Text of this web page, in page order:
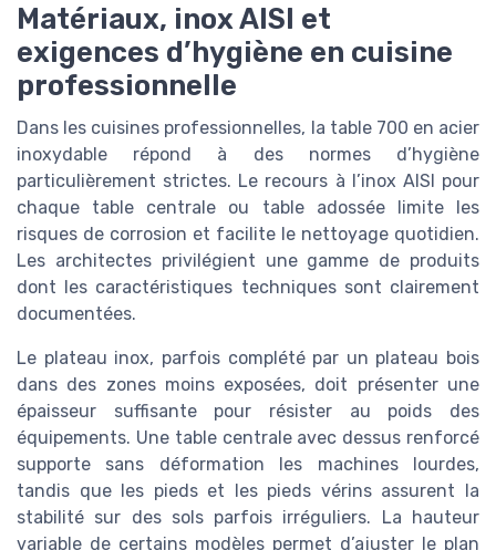
Matériaux, inox AISI et
exigences d’hygiène en cuisine
professionnelle
Dans les cuisines professionnelles, la table 700 en acier
inoxydable répond à des normes d’hygiène
particulièrement strictes. Le recours à l’inox AISI pour
chaque table centrale ou table adossée limite les
risques de corrosion et facilite le nettoyage quotidien.
Les architectes privilégient une gamme de produits
dont les caractéristiques techniques sont clairement
documentées.
Le plateau inox, parfois complété par un plateau bois
dans des zones moins exposées, doit présenter une
épaisseur suffisante pour résister au poids des
équipements. Une table centrale avec dessus renforcé
supporte sans déformation les machines lourdes,
tandis que les pieds et les pieds vérins assurent la
stabilité sur des sols parfois irréguliers. La hauteur
variable de certains modèles permet d’ajuster le plan